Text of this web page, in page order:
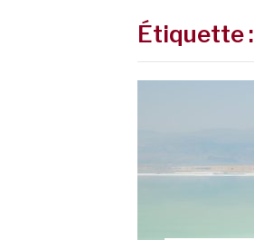
Étiquette :